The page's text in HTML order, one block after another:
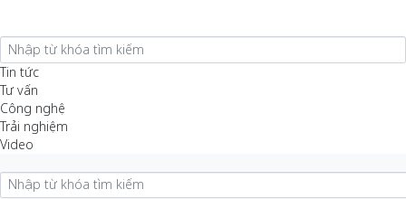
Tin tức
Tư vấn
Công nghệ
Trải nghiệm
Video